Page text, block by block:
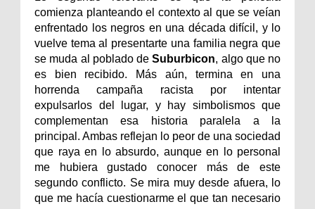
comienza planteando el contexto al que se veían
enfrentado los negros en una década difícil, y lo
vuelve tema al presentarte una familia negra que
se muda al poblado deSuburbicon, algo que no
es bien recibido. Más aún, termina en una
horrenda campaña racista por intentar
expulsarlos del lugar, y hay simbolismos que
complementan esa historia paralela a la
principal. Ambas reflejan lo peor de una sociedad
que raya en lo absurdo, aunque en lo personal
me hubiera gustado conocer más de este
segundo conflicto. Se mira muy desde afuera, lo
que me hacía cuestionarme el que tan necesario